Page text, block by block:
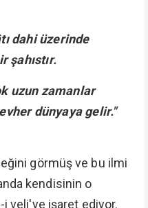
dahi üzerinde
şahıstır.
uzun zamanlar
dünyaya gelir."
görmüş ve bu ilmi
kendisinin o
i veli'ye işaret ediyor.